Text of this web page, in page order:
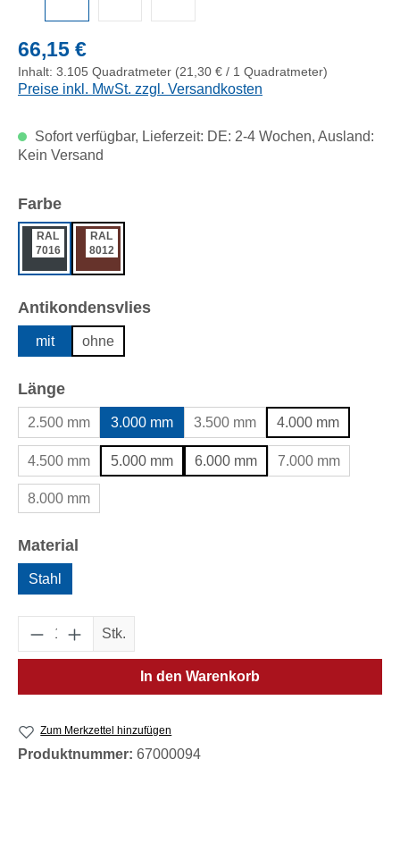
Regulärer Preis:
66,15 €
Inhalt: 3.105 Quadratmeter (21,30 € / 1 Quadratmeter)
Preise inkl. MwSt. zzgl. Versandkosten
Sofort verfügbar, Lieferzeit: DE: 2-4 Wochen, Ausland:
Kein Versand
Farbeauswählen
RAL
7016
RAL
8012
Antikondensvliesauswählen
mit ohne
Längeauswählen
2.500 mm 3.000 mm 3.500 mm 4.000 mm
4.500 mm 5.000 mm 6.000 mm 7.000 mm
8.000 mm
Material
Stahl
Produkt Anzahl: Gib den gewünschten
Stk.
In den Warenkorb
Zum Merkzettel hinzufügen
Produktnummer: 67000094